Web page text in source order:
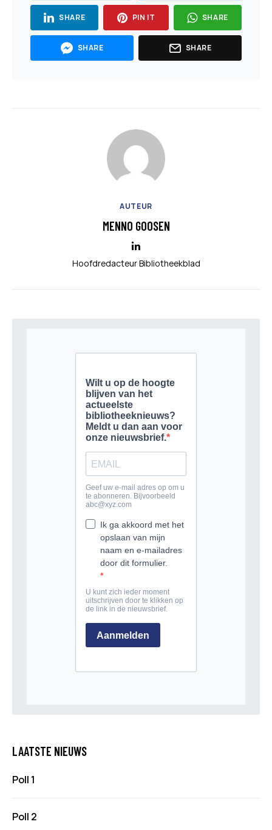
SHARE PIN IT SHARE
SHARE SHARE
AUTEUR
MENNO GOOSEN
Hoofdredacteur Bibliotheekblad
LAATSTE NIEUWS
Poll 1
Poll 2